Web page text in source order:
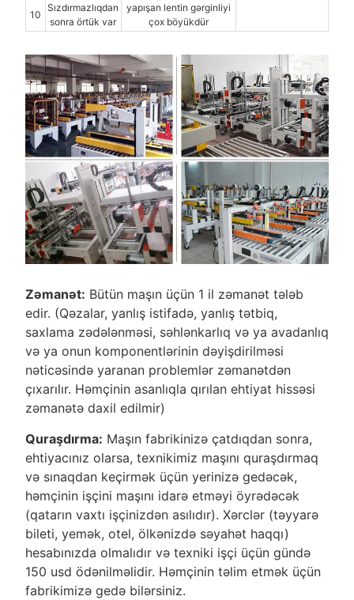
10
Sızdırmazlıqdan
sonra örtük var
yapışan lentin gərginliyi
çox böyükdür
Zəmanət: Bütün maşın üçün 1 il zəmanət tələb
edir. (Qəzalar, yanlış istifadə, yanlış tətbiq,
saxlama zədələnməsi, səhlənkarlıq və ya avadanlıq
və ya onun komponentlərinin dəyişdirilməsi
nəticəsində yaranan problemlər zəmanətdən
çıxarılır. Həmçinin asanlıqla qırılan ehtiyat hissəsi
zəmanətə daxil edilmir)
Quraşdırma: Maşın fabrikinizə çatdıqdan sonra,
ehtiyacınız olarsa, texnikimiz maşını quraşdırmaq
və sınaqdan keçirmək üçün yerinizə gedəcək,
həmçinin işçini maşını idarə etməyi öyrədəcək
(qatarın vaxtı işçinizdən asılıdır). Xərclər (təyyarə
bileti, yemək, otel, ölkənizdə səyahət haqqı)
hesabınızda olmalıdır və texniki işçi üçün gündə
150 usd ödənilməlidir. Həmçinin təlim etmək üçün
fabrikimizə gedə bilərsiniz.